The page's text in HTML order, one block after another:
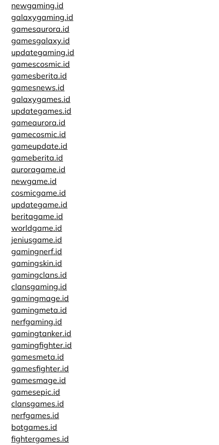
newgaming.id
galaxygaming.id
gamesaurora.id
gamesgalaxy.id
updategaming.id
gamescosmic.id
gamesberita.id
gamesnews.id
galaxygames.id
updategames.id
gameaurora.id
gamecosmic.id
gameupdate.id
gameberita.id
auroragame.id
newgame.id
cosmicgame.id
updategame.id
beritagame.id
worldgame.id
jeniusgame.id
gamingnerf.id
gamingskin.id
gamingclans.id
clansgaming.id
gamingmage.id
gamingmeta.id
nerfgaming.id
gamingtanker.id
gamingfighter.id
gamesmeta.id
gamesfighter.id
gamesmage.id
gamesepic.id
clansgames.id
nerfgames.id
botgames.id
fightergames.id